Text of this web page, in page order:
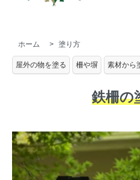
ホーム > 塗り方
屋外の物を塗る 柵や塀 素材から
鉄柵の